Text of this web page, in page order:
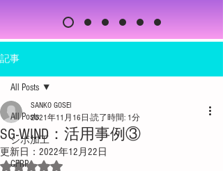
記事
All Posts
シボ加工
CFRP
All Posts
SG-WIND：活用事例③
SANKO GOSEI
2021年11月16日 読了時間: 1分
更新日： 2022年12月22日
5つ星のうちNaNと評価されています。